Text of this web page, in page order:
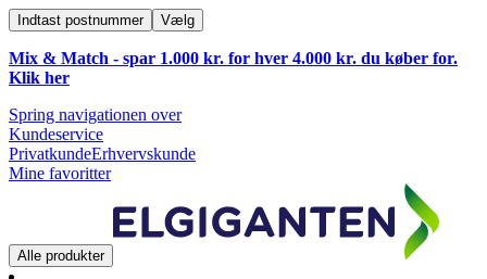
Indtast postnummer Vælg
Mix & Match - spar 1.000 kr. for hver 4.000 kr. du køber for.
Klik her
Spring navigationen over
Kundeservice
PrivatkundeErhvervskunde
Mine favoritter
Alle produkter